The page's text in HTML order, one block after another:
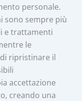
personale.
sono sempre più
e trattamenti
le
ripristinare il
accettazione
creando una